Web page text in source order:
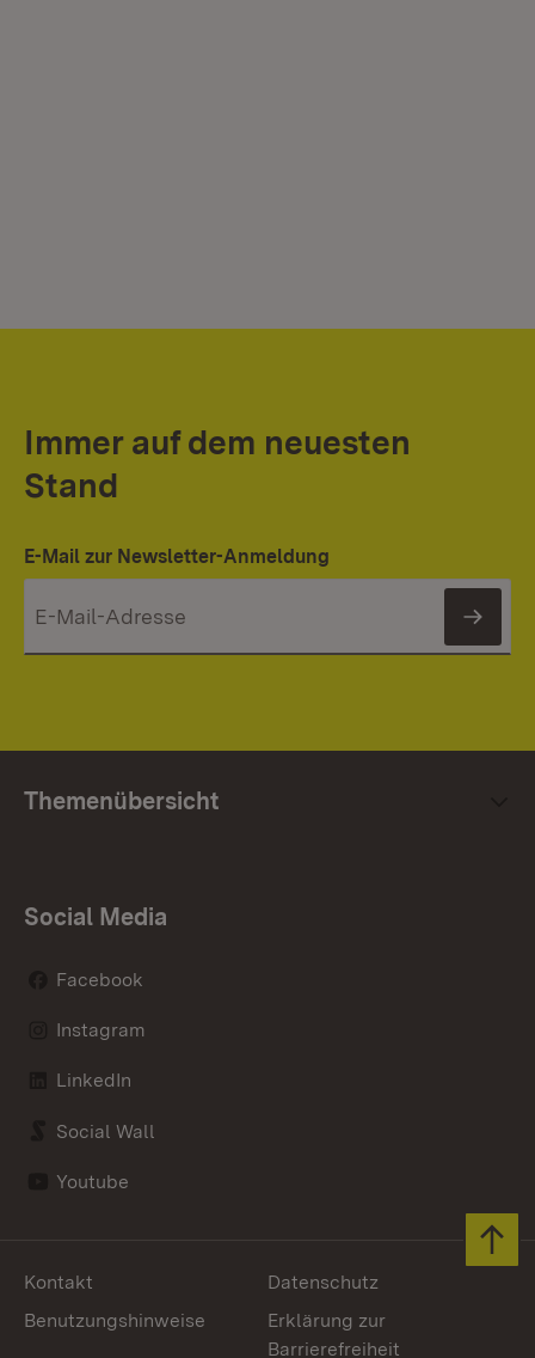
Immer auf dem neuesten
Stand
E-Mail zur Newsletter-Anmeldung
Themenübersicht
Social Media
Facebook
Instagram
LinkedIn
Social Wall
Youtube
Kontakt
Datenschutz
Benutzungshinweise
Erklärung zur
Barrierefreiheit